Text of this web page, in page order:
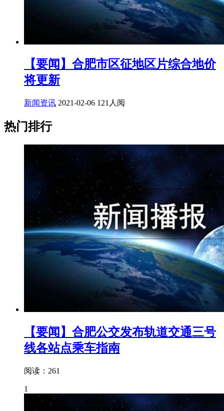
【要闻】合肥市区征地区片综合地价
将更新
新闻资讯 2021-02-06 121人阅
热门排行
【要闻】合肥公交发布轨道交通三号
线各站点乘车指南
阅读：261
1